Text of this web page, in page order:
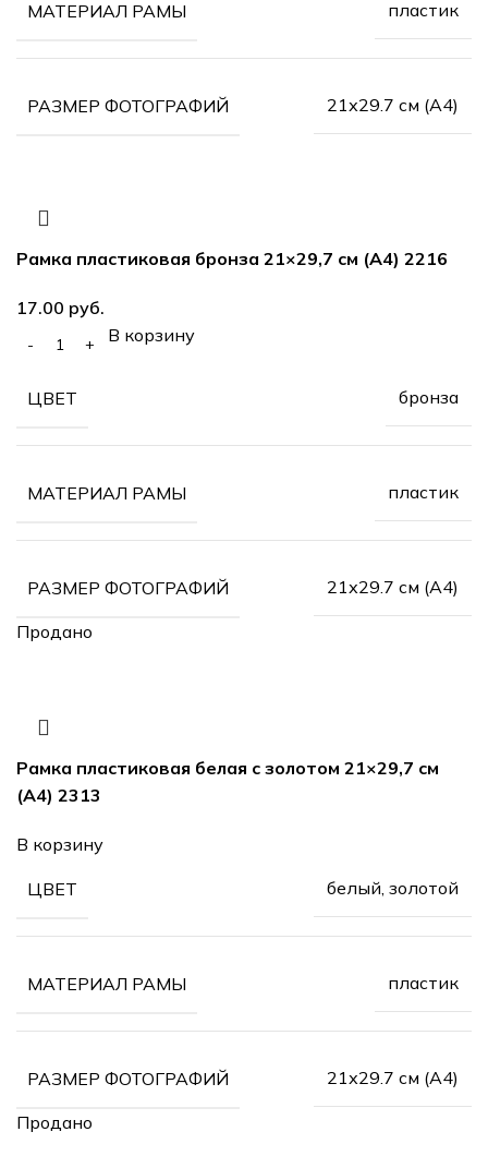
МАТЕРИАЛ РАМЫ пластик
РАЗМЕР ФОТОГРАФИЙ 21х29.7 см (А4)
Рамка пластиковая бронза 21×29,7 см (А4) 2216
руб.
В корзину
ЦВЕТ бронза
МАТЕРИАЛ РАМЫ пластик
РАЗМЕР ФОТОГРАФИЙ 21х29.7 см (А4)
Продано
Рамка пластиковая белая с золотом 21×29,7 см
(А4) 2313
В корзину
ЦВЕТ белый, золотой
МАТЕРИАЛ РАМЫ пластик
РАЗМЕР ФОТОГРАФИЙ 21х29.7 см (А4)
Продано